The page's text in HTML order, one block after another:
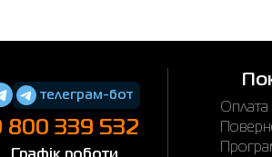
телеграм-бот
800 339 532
Оплата